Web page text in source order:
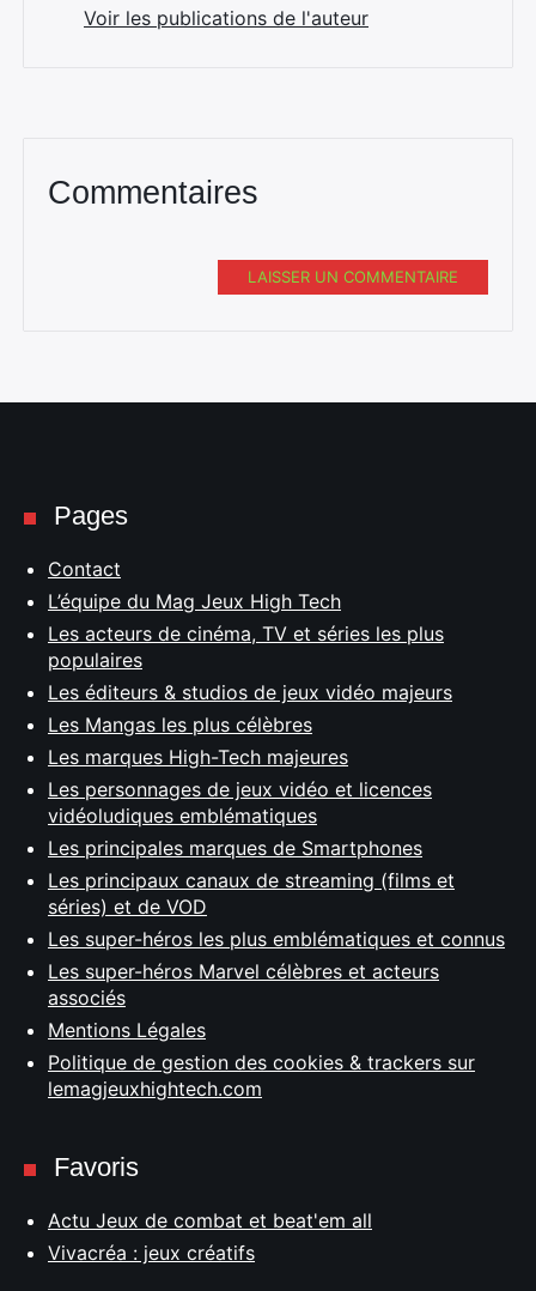
Voir les publications de l'auteur
Commentaires
LAISSER UN COMMENTAIRE
Pages
Contact
L’équipe du Mag Jeux High Tech
Les acteurs de cinéma, TV et séries les plus
populaires
Les éditeurs & studios de jeux vidéo majeurs
Les Mangas les plus célèbres
Les marques High-Tech majeures
Les personnages de jeux vidéo et licences
vidéoludiques emblématiques
Les principales marques de Smartphones
Les principaux canaux de streaming (films et
séries) et de VOD
Les super-héros les plus emblématiques et connus
Les super-héros Marvel célèbres et acteurs
associés
Mentions Légales
Politique de gestion des cookies & trackers sur
lemagjeuxhightech.com
Favoris
Actu Jeux de combat et beat'em all
Vivacréa : jeux créatifs